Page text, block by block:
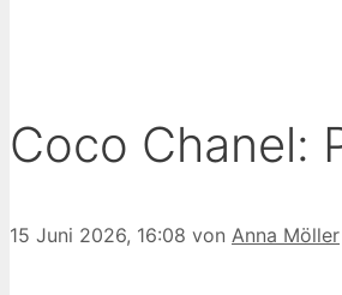
Coco Chanel:
15 Juni 2026, 16:08 von Anna Möller